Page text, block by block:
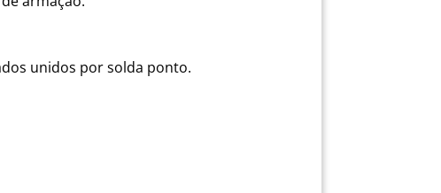
unidos por solda ponto.